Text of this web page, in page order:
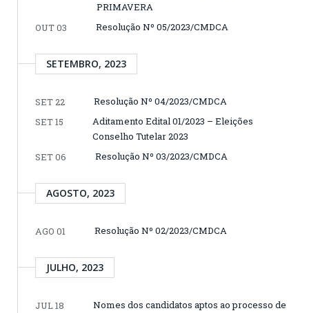
PRIMAVERA
OUT 03
Resolução Nº 05/2023/CMDCA
SETEMBRO, 2023
SET 22
Resolução Nº 04/2023/CMDCA
SET 15
Aditamento Edital 01/2023 – Eleições
Conselho Tutelar 2023
SET 06
Resolução Nº 03/2023/CMDCA
AGOSTO, 2023
AGO 01 Resolução Nº 02/2023/CMDCA
JULHO, 2023
JUL 18
Nomes dos candidatos aptos ao processo de